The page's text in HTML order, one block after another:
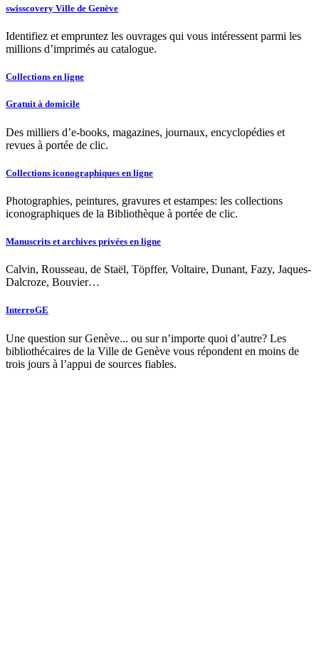
swisscovery Ville de Genève
Identifiez et empruntez les ouvrages qui vous intéressent parmi les
millions d’imprimés au catalogue.
Collections en ligne
Gratuit à domicile
Des milliers d’e-books, magazines, journaux, encyclopédies et
revues à portée de clic.
Collections iconographiques en ligne
Photographies, peintures, gravures et estampes: les collections
iconographiques de la Bibliothèque à portée de clic.
Manuscrits et archives privées en ligne
Calvin, Rousseau, de Staël, Töpffer, Voltaire, Dunant, Fazy, Jaques-
Dalcroze, Bouvier…
InterroGE
Une question sur Genève... ou sur n’importe quoi d’autre? Les
bibliothécaires de la Ville de Genève vous répondent en moins de
trois jours à l’appui de sources fiables.